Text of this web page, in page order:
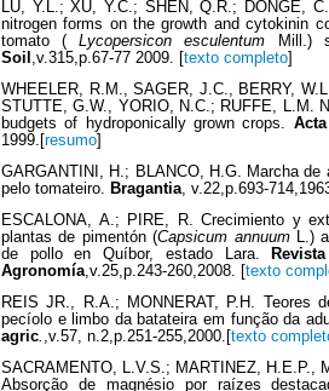
LU, Y.L.; XU, Y.C.; SHEN, Q.R.; DONGE,
nitrogen forms on the growth and cytokinin
tomato (Lycopersicon esculentum Mill.)
Soil ,v.315,p.67-77 2009. [ texto completo
WHEELER, R.M., SAGER, J.C., BERRY,
STUTTE, G.W., YORIO, N.C.; RUFFE, L.M.
budgets of hydroponically grown crops.
1999.[ resumo
GARGANTINI, H.; BLANCO, H.G. Marcha de
pelo tomateiro. Bragantia, v.22,p.693-
ESCALONA, A.; PIRE, R. Crecimiento y
plantas de pimentón (Capsicum annuumL.)
de pollo en Quíbor, estado Lara.
Agronomía,v.25,p.243-260,2008. [ texto
REIS JR., R.A.; MONNERAT, P.H. Teores
pecíolo e limbo da batateira em função da
agric. ,v.57, n.2,p.251-255,2000.[ texto
SACRAMENTO, L.V.S.; MARTINEZ, H.E.P.,
Absorção de magnésio por raízes